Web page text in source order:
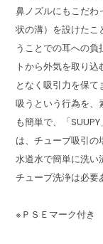
鼻ノズルにもこだわ
状の溝）を設けたこ
うことでの耳への
トから外気を取り
となく吸引力を保
吸うという行為を、
も簡単で、「
は、チューブ吸引の
水道水で簡単に洗い
チューブ洗浄は必要
※ＰＳＥマーク付き